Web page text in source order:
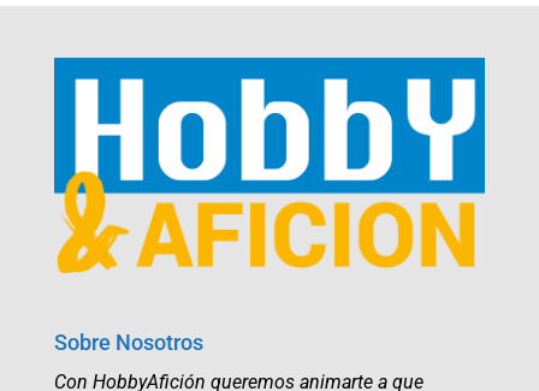
Sobre Nosotros
Con HobbyAfición queremos animarte a que